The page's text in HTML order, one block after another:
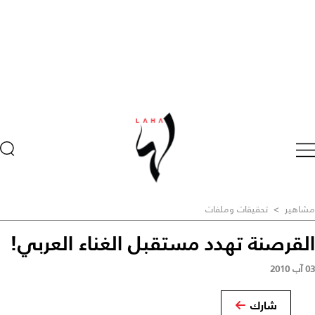
مشاهير > تحقيقات وملفات
القرصنة تهدد مستقبل الغناء العربي!
03 آب 2010
شارك